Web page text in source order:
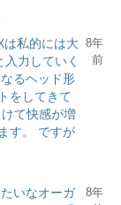
は私的には大
力していく
るヘッド形
をしてきて
て快感が増
す。 ですが
8年
前
いなオーガ
8年